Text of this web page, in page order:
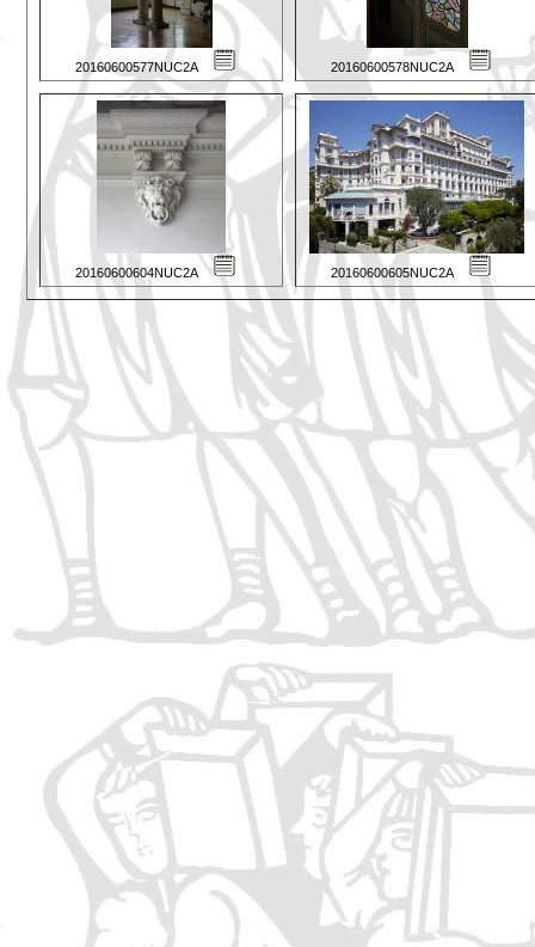
20160600577NUC2A 20160600578NUC2A
20160600604NUC2A 20160600605NUC2A